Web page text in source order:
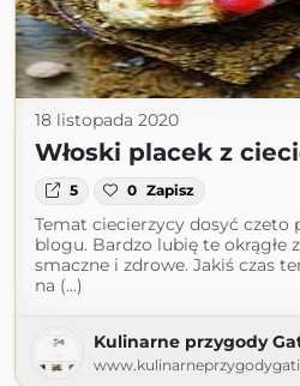
18 listopada 2020
Włoski placek z
5 0 Zapisz
Temat ciecierzycy dosyć czeto
blogu. Bardzo lubię te okrągłe
smaczne i zdrowe. Jakiś czas
na (...)
Kulinarne przygody